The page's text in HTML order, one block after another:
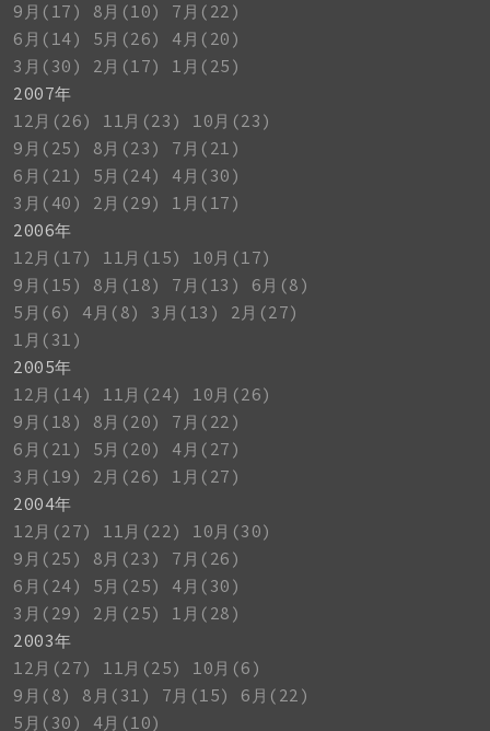
9月(17)
8月(10)
7月(22)
6月(14)
5月(26)
4月(20)
3月(30)
2月(17)
1月(25)
2007年
12月(26)
11月(23)
10月(23)
9月(25)
8月(23)
7月(21)
6月(21)
5月(24)
4月(30)
3月(40)
2月(29)
1月(17)
2006年
12月(17)
11月(15)
10月(17)
9月(15)
8月(18) 7月(13)
6月(8)
5月(6)
4月(8) 3月(13)
2月(27)
1月(31)
2005年
12月(14)
11月(24)
10月(26)
9月(18)
8月(20)
7月(22)
6月(21)
5月(20)
4月(27)
3月(19)
2月(26)
1月(27)
2004年
12月(27)
11月(22)
10月(30)
9月(25)
8月(23)
7月(26)
6月(24)
5月(25)
4月(30)
3月(29)
2月(25)
1月(28)
2003年
12月(27)
11月(25)
10月(6)
9月(8)
8月(31) 7月(15)
6月(22)
5月(30)
4月(10)